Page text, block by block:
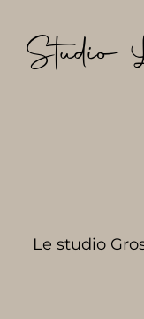
contenu
Studio
Le studio